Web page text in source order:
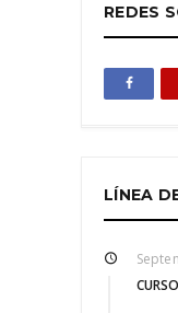
REDES
LÍNEA